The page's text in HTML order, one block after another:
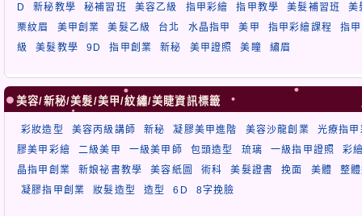
D
新秘教學 秘補習班 美容乙級 指甲彩繪 指甲教學 美髮補習班
美
栗紋眉
美甲創業 美髮乙級 台北 水晶指甲 美甲 指甲彩繪課程
指甲
級
美髮教學 9D 指甲創業 新秘 美甲證照 美瞳 繡眉
美容/新秘/美髮/美甲/紋繡/美睫資訊標籤
彩妝造型 美容丙級講師 新秘 凝膠美甲進階 美容沙龍創業
光療指
膠美甲彩繪
二級美甲 一級美甲師 包頭造型 琉璃 一級指甲證照
彩
晶指甲創業
新娘祕書教學 美容紙圖 術科 美髮證書 挽面 美體
整
凝膠指甲創業
妝髮造型 造型 6D 8字挽臉